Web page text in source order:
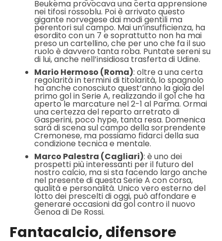
Beukema provocava una certa apprensione
nei tifosi rossoblu. Poi è arrivato questo
gigante norvegese dai modi gentili ma
perentori sul campo. Mai un’insufficienza, ha
esordito con un 7 e soprattutto non ha mai
preso un cartellino, che per uno che fa il suo
ruolo è davvero tanta roba. Puntate sereni su
di lui, anche nell’insidiosa trasferta di Udine.
Mario Hermoso (Roma): oltre a una certa
regolarità in termini di titolarità, lo spagnolo
ha anche conosciuto quest’anno la gioia del
primo gol in Serie A, realizzando il gol che ha
aperto le marcature nel 2-1 al Parma. Ormai
una certezza del reparto arretrato di
Gasperini, poco hype, tanta resa. Domenica
sarà di scena sul campo della sorprendente
Cremonese, ma possiamo fidarci della sua
condizione tecnica e mentale.
Marco Palestra (Cagliari): è uno dei
prospetti più interessanti per il futuro del
nostro calcio, ma si sta facendo largo anche
nel presente di questa Serie A con corsa,
qualità e personalità. Unico vero esterno del
lotto dei prescelti di oggi, può affondare e
generare occasioni da gol contro il nuovo
Genoa di De Rossi.
Fantacalcio, difensore